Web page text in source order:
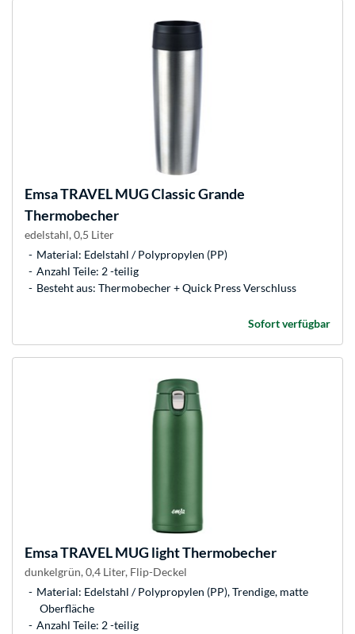
EmsaTRAVEL MUG Classic Grande
Thermobecher
edelstahl, 0,5 Liter
Material: Edelstahl / Polypropylen (PP)
Anzahl Teile: 2 -teilig
Besteht aus: Thermobecher + Quick Press Verschluss
Sofort verfügbar
EmsaTRAVEL MUG light Thermobecher
dunkelgrün, 0,4 Liter, Flip-Deckel
Material: Edelstahl / Polypropylen (PP), Trendige, matte
Oberfläche
Anzahl Teile: 2 -teilig